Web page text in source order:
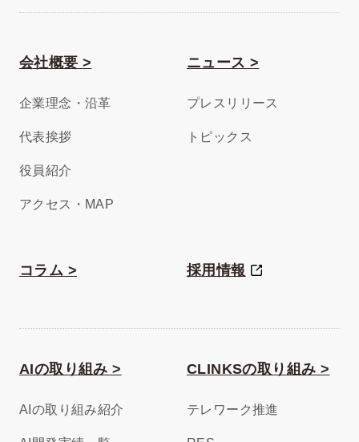
会社概要 >
企業理念・沿革
代表挨拶
役員紹介
アクセス・MAP
ニュース >
プレスリリース
トピックス
コラム > 採用情報
AIの取り組み >
AIの取り組み紹介
CLINKSの取り組み >
テレワーク推進